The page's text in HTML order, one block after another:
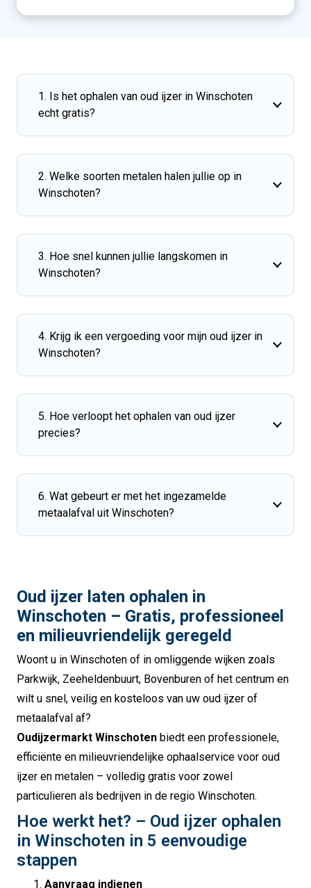
1. Is het ophalen van oud ijzer in Winschoten
echt gratis?
2. Welke soorten metalen halen jullie op in
Winschoten?
3. Hoe snel kunnen jullie langskomen in
Winschoten?
4. Krijg ik een vergoeding voor mijn oud ijzer in
Winschoten?
5. Hoe verloopt het ophalen van oud ijzer
precies?
6. Wat gebeurt er met het ingezamelde
metaalafval uit Winschoten?
Oud ijzer laten ophalen in
Winschoten – Gratis, professioneel
en milieuvriendelijk geregeld
Woont u in Winschoten of in omliggende wijken zoals
Parkwijk, Zeeheldenbuurt, Bovenburen of het centrum en
wilt u snel, veilig en kosteloos van uw oud ijzer of
metaalafval af?
Oudijzermarkt Winschoten biedt een professionele,
efficiënte en milieuvriendelijke ophaalservice voor oud
ijzer en metalen – volledig gratis voor zowel
particulieren als bedrijven in de regio Winschoten.
Hoe werkt het? – Oud ijzer ophalen
in Winschoten in 5 eenvoudige
stappen
Aanvraag indienen